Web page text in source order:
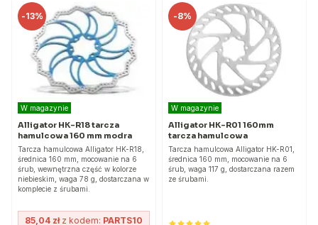
-13%
W magazynie
Alligator HK-R18 tarcza
hamulcowa 160 mm modra
Tarcza hamulcowa Alligator HK-R18,
średnica 160 mm, mocowanie na 6
śrub, wewnętrzna część w kolorze
niebieskim, waga 78 g, dostarczana w
komplecie z śrubami.
85,04 złz kodem: PARTS10
-8%
W magazynie
Alligator HK-R01 160mm
tarcza hamulcowa
Tarcza hamulcowa Alligator HK-R01,
średnica 160 mm, mocowanie na 6
śrub, waga 117 g, dostarczana razem
ze śrubami.